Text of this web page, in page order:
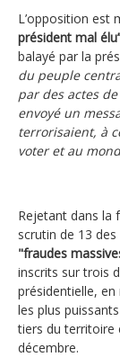
L’opposition est
président mal élu’
balayé par la
du peuple
par des actes
envoyé un
terrorisaient, à
voter et au
Rejetant dans la
scrutin de 13
"fraudes
inscrits sur trois
présidentielle,
les plus
tiers du territoire
décembre.